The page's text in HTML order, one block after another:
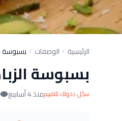
الرئيسية الوصفات بسبوسة
بسبوسة
سجّل دخولك للتقييممنذ 4 أسابيع